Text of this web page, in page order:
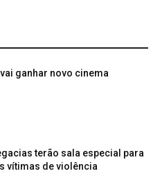
ganhar novo cinema
terão sala especial para
vítimas de violência